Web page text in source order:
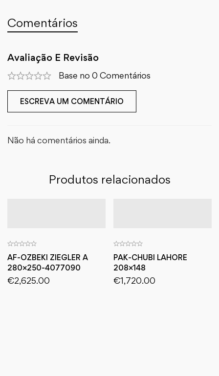
Comentários
Avaliação E Revisão
Base no 0 Comentários
ESCREVA UM COMENTÁRIO
Não há comentários ainda.
Produtos relacionados
AF-OZBEKI ZIEGLER A
280×250-4077090
€2,625.00
PAK-CHUBI LAHORE
208×148
€1,720.00